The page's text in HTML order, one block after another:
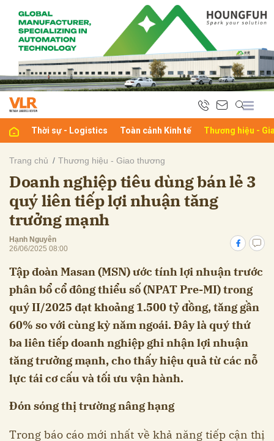
Thời sự - Logistics Toàn cảnh Kinh tế Thương hiệu -
Trang chủ Thương hiệu - Giao thương
Doanh nghiệp tiêu dùng bán lẻ 3
quý liên tiếp lợi nhuận tăng
trưởng mạnh
Hạnh Nguyên
26/06/2025 08:00
Tập đoàn Masan (MSN) ước tính lợi nhuận trước
phân bổ cổ đông thiểu số (NPAT Pre-MI) trong
quý II/2025 đạt khoảng 1.500 tỷ đồng, tăng gần
60% so với cùng kỳ năm ngoái. Đây là quý thứ
ba liên tiếp doanh nghiệp ghi nhận lợi nhuận
tăng trưởng mạnh, cho thấy hiệu quả từ các nỗ
lực tái cơ cấu và tối ưu vận hành.
Đón sóng thị trường nâng hạng
Trong báo cáo mới nhất về khả năng tiếp cận thị
luận
Hủy